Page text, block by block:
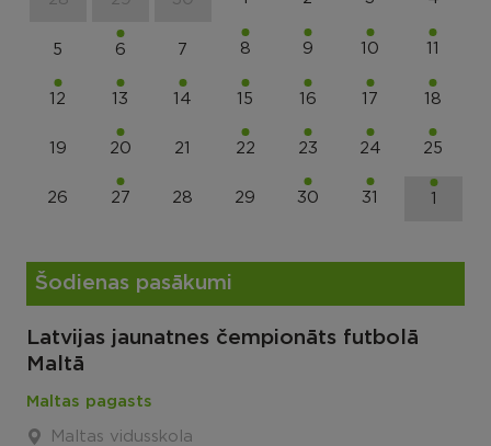
5 6 7 8 9 10 11
12 13 14 15 16 17 18
19 20 21 22 23 24 25
26 27 28 29 30 31 1
Šodienas pasākumi
Latvijas jaunatnes čempionāts futbolā
Maltā
Maltas pagasts
Maltas vidusskola